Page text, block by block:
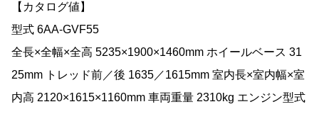
【カタログ値】
型式 6AA-GVF55
全長×全幅×全高 5235×1900×1460mm ホイールベース 31
25mm トレッド前／後 1635／1615mm 室内長×室内幅×室
内高 2120×1615×1160mm 車両重量 2310kg エンジン型式